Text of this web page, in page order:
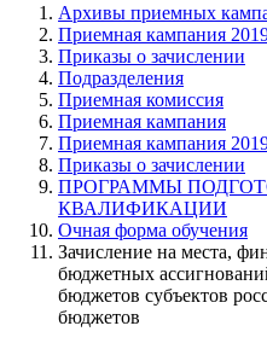
Архивы приемных
Приемная кампания
Приказы о зачислении
Подразделения
Приемная комиссия
Приемная кампания
Приемная кампания
Приказы о зачислении
ПРОГРАММЫ
КВАЛИФИКАЦИИ
Очная форма обучения
Зачисление на места,
бюджетных
бюджетов субъектов
бюджетов